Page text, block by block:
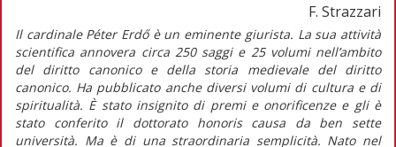
F. Strazzari
Il cardinale Péter Erdő è un eminente giurista. La sua attività
scientifica annovera circa 250 saggi e 25 volumi nell’ambito
del diritto canonico e della storia medievale del diritto
canonico. Ha pubblicato anche diversi volumi di cultura e di
spiritualità. È stato insignito di premi e onorificenze e gli è
stato conferito il dottorato honoris causa da ben sette
università. Ma è di una straordinaria semplicità. Nato nel